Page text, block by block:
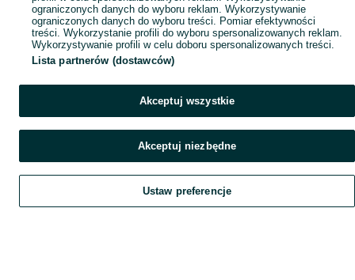
Szukaj Obserwujesz Dodaj Czat Konto
ograniczonych danych do wyboru reklam. Wykorzystywanie
ograniczonych danych do wyboru treści. Pomiar efektywności
treści. Wykorzystanie profili do wyboru spersonalizowanych reklam.
Wykorzystywanie profili w celu doboru spersonalizowanych treści.
Lista partnerów (dostawców)
Akceptuj wszystkie
Akceptuj niezbędne
Ustaw preferencje